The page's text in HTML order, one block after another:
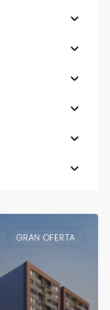
GRAN OFERTA